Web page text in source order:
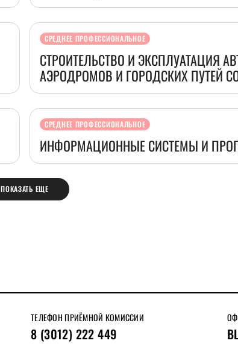
СРЕДНЕЕ ПРОФЕССИОНАЛЬНОЕ
СТРОИТЕЛЬСТВО И ЭКСПЛУАТАЦИЯ
АЭРОДРОМОВ И ГОРОДСКИХ ПУТЕЙ
СРЕДНЕЕ ПРОФЕССИОНАЛЬНОЕ
ИНФОРМАЦИОННЫЕ СИСТЕМЫ И
ПОКАЗАТЬ ЕЩЕ
ТЕЛЕФОН ПРИЁМНОЙ КОМИССИИ
8 (3012) 222 449